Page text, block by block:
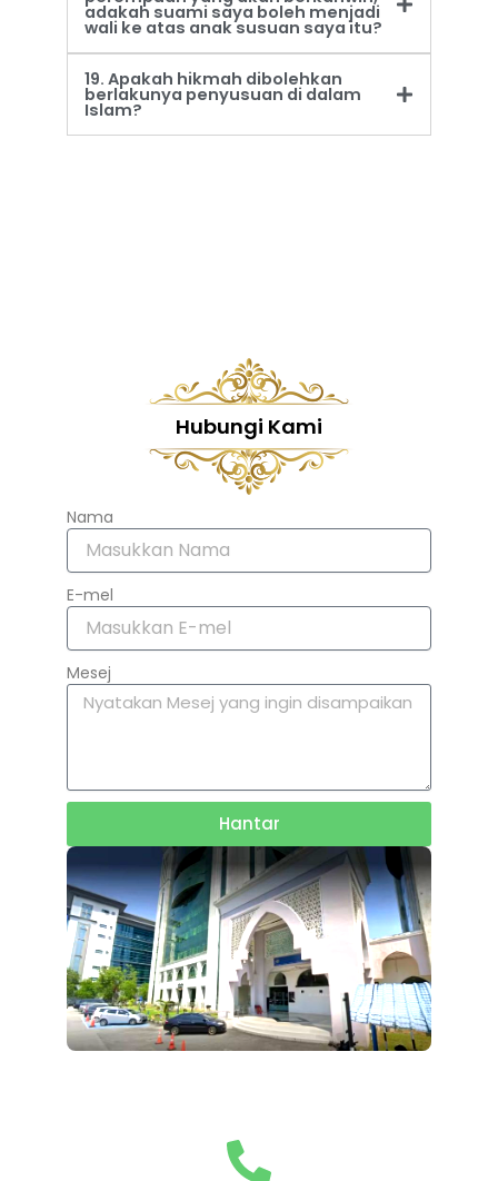
adakah suami saya boleh menjadi
wali ke atas anak susuan saya itu?
19. Apakah hikmah dibolehkan
berlakunya penyusuan di dalam
Islam?
Hubungi Kami
Nama
E-mel
Mesej
Hantar